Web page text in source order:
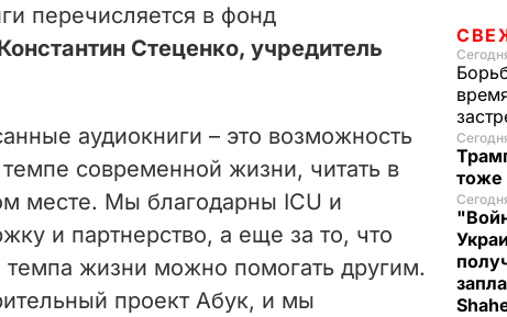
перечисляется в фонд
Стеценко, учредитель
аудиокниги – это возможность
темпе современной жизни, читать в
месте. Мы благодарны ICU и
и партнерство, а еще за то, что
темпа жизни можно помогать другим.
проект Абук, и мы
тоже